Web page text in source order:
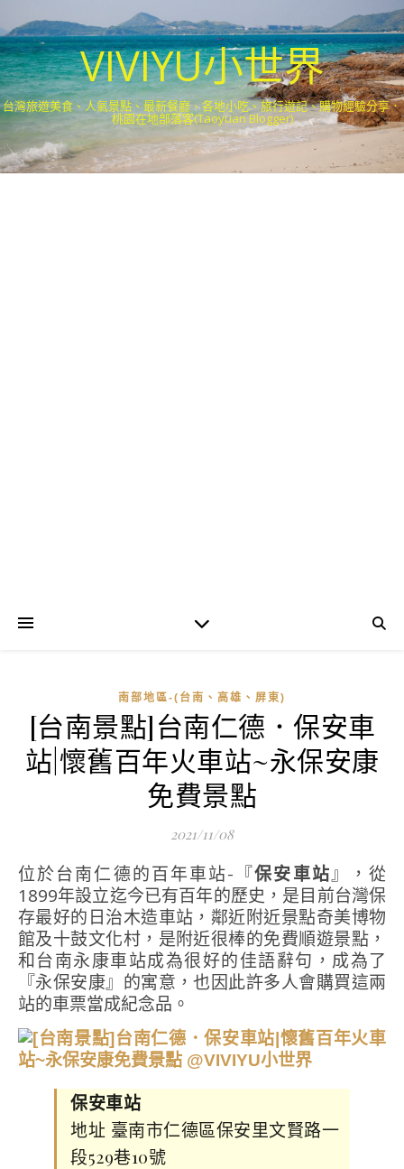
VIVIYU小世界
台灣旅遊美食、人氣景點、最新餐廳、各地小吃、旅行遊記、購物經驗分享．
桃園在地部落客(Taoyuan Blogger)
南部地區-(台南、高雄、屏東)
[台南景點]台南仁德．保安車
站|懷舊百年火車站~永保安康
免費景點
2021/11/08
位於台南仁德的百年車站-『保安車站』，從
1899年設立迄今已有百年的歷史，是目前台灣保
存最好的日治木造車站，鄰近附近景點奇美博物
館及十鼓文化村，是附近很棒的免費順遊景點，
和台南永康車站成為很好的佳語辭句，成為了
『永保安康』的寓意，也因此許多人會購買這兩
站的車票當成紀念品。
保安車站
地址 臺南市仁德區保安里文賢路一
段529巷10號